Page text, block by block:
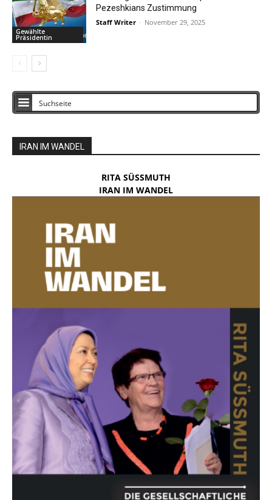
Gewählte
Präsidentin
Pezeshkians Zustimmung
Staff Writer - November 29, 2025
IRAN IM WANDEL
RITA SÜSSMUTH
IRAN IM WANDEL